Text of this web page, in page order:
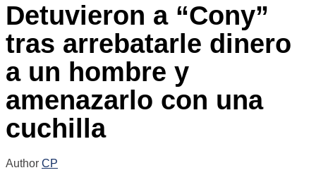
Detuvieron a “Cony”
tras arrebatarle dinero
a un hombre y
amenazarlo con una
cuchilla
Author CP